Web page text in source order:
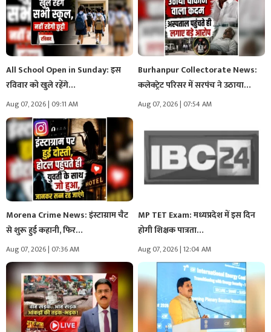
All School Open in Sunday: इस
रविवार को खुले रहेंगे…
Aug 07, 2026 | 09:11 AM
Burhanpur Collectorate News:
कलेक्ट्रेट परिसर में सरपंच ने उठाया
ऐसा…
Aug 07, 2026 | 07:54 AM
Morena Crime News: इंस्टाग्राम चैट
से शुरू हुई कहानी, फिर…
Aug 07, 2026 | 07:36 AM
MP TET Exam: मध्यप्रदेश में इस दिन
होगी शिक्षक पात्रता…
Aug 07, 2026 | 12:04 AM